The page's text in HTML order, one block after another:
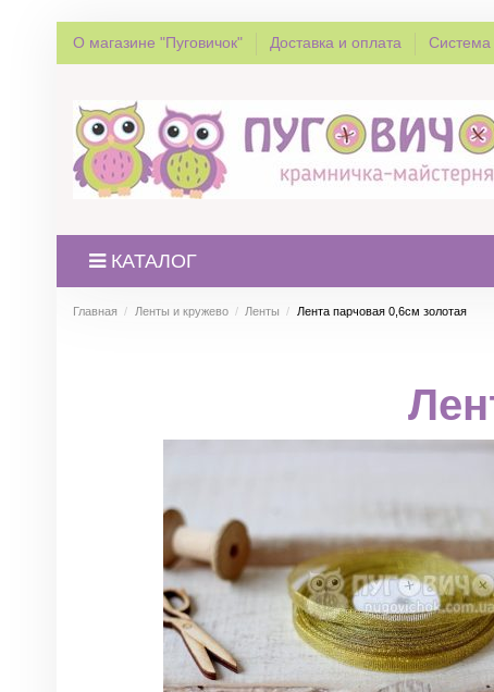
О магазине "Пуговичок" Доставка и оплата Система
КАТАЛОГ
Главная Ленты и кружево Ленты Лента парчовая 0,6см золотая